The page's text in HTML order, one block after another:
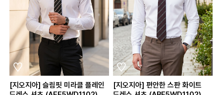
[지오지아] 슬림핏 미라클 플레인
[지오지아] 편안한 스판 화이트